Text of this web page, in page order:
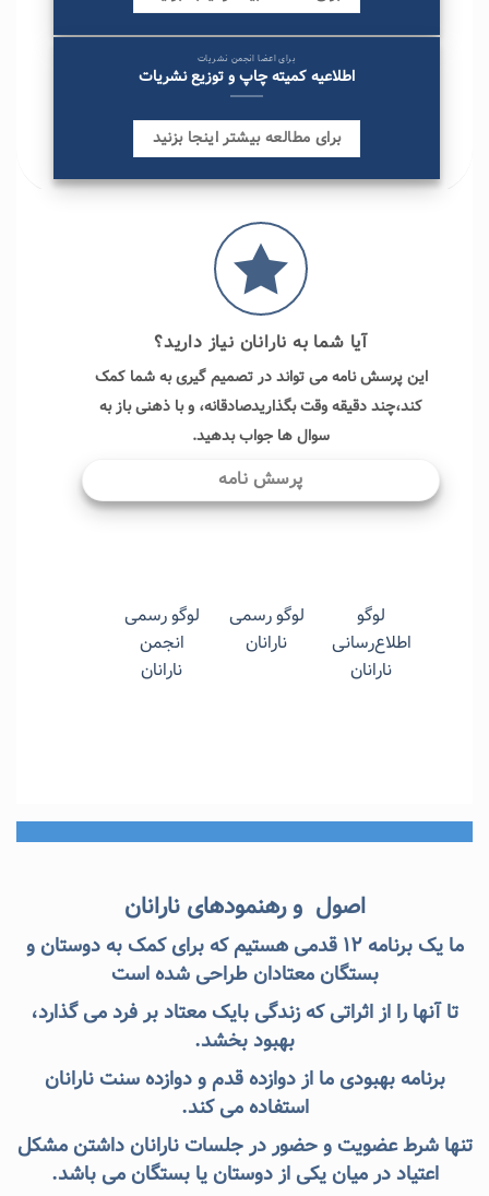
برای اعضا انجمن نشریات
اطلاعیه کمیته چاپ و توزیع نشریات
برای مطالعه بیشتر اینجا بزنید
آیا شما به نارانان نیاز دارید؟
این پرسش نامه می تواند در تصمیم گیری به شما کمک
کند،چند دقیقه وقت بگذاریدصادقانه، و با ذهنی باز به
سوال ها جواب بدهید.
پرسش نامه
لوگو
اطلاع‌رسانی
نارانان
لوگو رسمی
نارانان
لوگو رسمی
انجمن
نارانان
اصول و رهنمودهای نارانان
ما یک برنامه ۱۲ قدمی هستیم که برای کمک به دوستان و
بستگان معتادان طراحی شده است
تا آنها را از اثراتی که زندگی بایک معتاد بر فرد می گذارد،
بهبود بخشد.
برنامه بهبودی ما از دوازده قدم و دوازده سنت نارانان
استفاده می کند.
تنها شرط عضویت و حضور در جلسات نارانان داشتن مشکل
اعتیاد در میان یکی از دوستان یا بستگان می باشد.